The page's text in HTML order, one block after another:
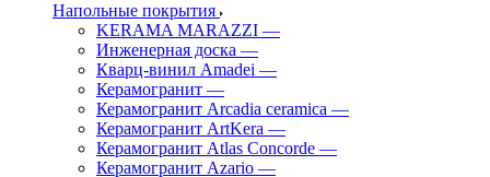
Напольные покрытия
KERAMA MARAZZI —
Инженерная доска —
Кварц-винил Amadei —
Керамогранит —
Керамогранит Arcadia ceramica —
Керамогранит ArtKera —
Керамогранит Atlas Concorde —
Керамогранит Azario —